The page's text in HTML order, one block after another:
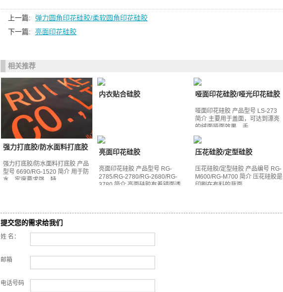
上一篇:
弹力圆角印花硅胶/柔软圆角印花硅胶
下一篇:
亮面印花硅胶
相关推荐
强力打底胶/防水面料打底胶
强力打底胶/防水面料打底胶 产品
型号 6690/RG-1520 简介 用于防
水、牢度要求强、特...
内衣贴合硅胶 哑面印花硅胶/哑光印花硅胶
哑面印花硅胶 产品型号 LS-273
简介 主要用于盖面，可达到漂亮
的绒面哑面效果，手...
亮面印花硅胶
亮面印花硅胶 产品型号 RG-
2785/RG-2780/RG-2680/RG-
3780 简介 亮面硅胶有着镜面透...
压花硅胶/定型硅胶
压花硅胶/定型硅胶 产品编号 RG-
M600/RG-M700 简介 压花硅胶是
印刷在布料的背面，...
提交您的需求给我们
姓 名：
邮箱
电话号码